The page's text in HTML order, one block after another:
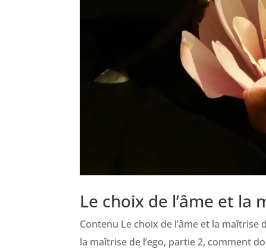
Le choix de l’âme et la
Contenu Le choix de l’âme et la maîtrise
la maîtrise de l’ego, partie 2, comment